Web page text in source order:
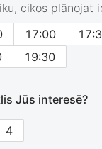
cikos plānojat
17:00
19:30
Jūs interesē?
4